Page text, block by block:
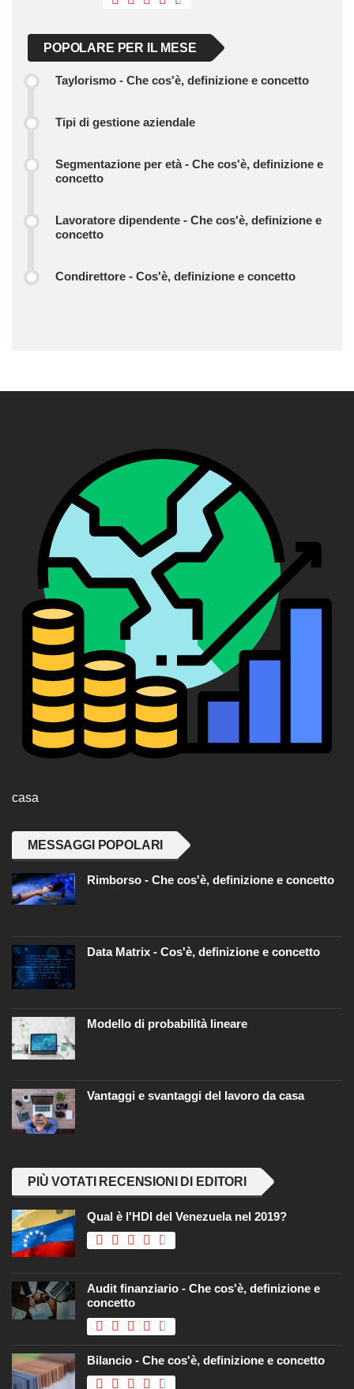
POPOLARE PER IL MESE
Taylorismo - Che cos'è, definizione e concetto
Tipi di gestione aziendale
Segmentazione per età - Che cos'è, definizione e
concetto
Lavoratore dipendente - Che cos'è, definizione e
concetto
Condirettore - Cos'è, definizione e concetto
casa
MESSAGGI POPOLARI
Rimborso - Che cos'è, definizione e concetto
Data Matrix - Cos'è, definizione e concetto
Modello di probabilità lineare
Vantaggi e svantaggi del lavoro da casa
PIÙ VOTATI RECENSIONI DI EDITORI
Qual è l'HDI del Venezuela nel 2019?
Audit finanziario - Che cos'è, definizione e
concetto
Bilancio - Che cos'è, definizione e concetto